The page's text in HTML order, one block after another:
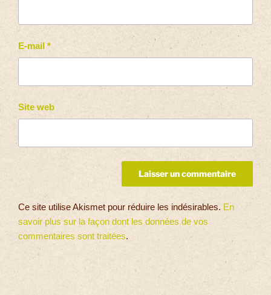
E-mail *
Site web
Ce site utilise Akismet pour réduire les indésirables. En
savoir plus sur la façon dont les données de vos
commentaires sont traitées.